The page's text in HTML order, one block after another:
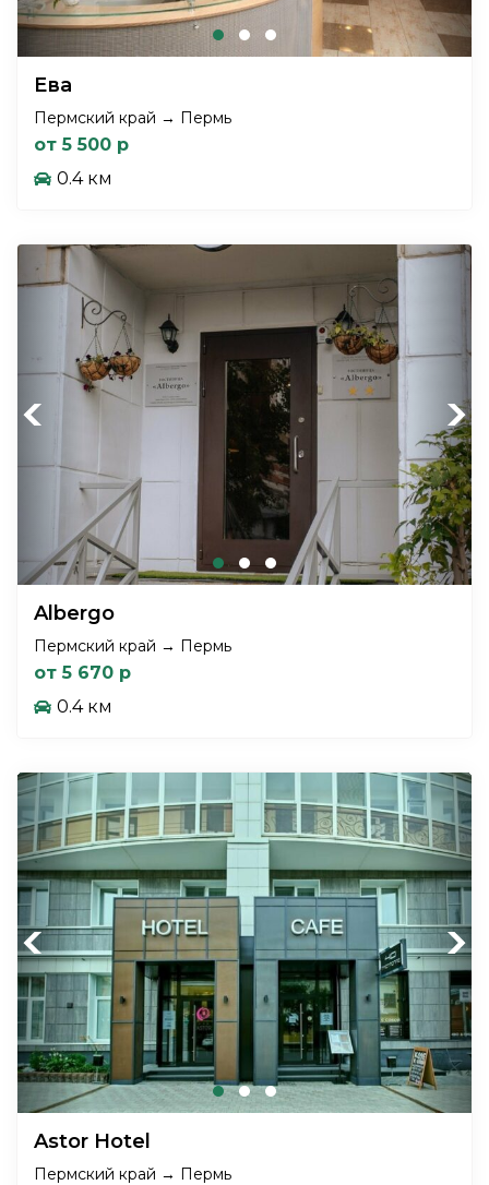
Eвa
Пермский край → Пермь
от 5 500 р
0.4 км
Previous Next
Albergo
Пермский край → Пермь
от 5 670 р
0.4 км
Previous Next
Astor Hotel
Пермский край → Пермь